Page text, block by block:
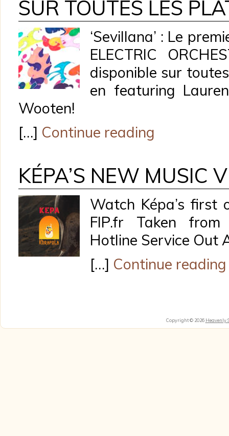
SUR TOUTES LES
‘Sevillana’ : Le
ELECTRIC
disponible sur
en featuring
Wooten!
[…] Continue reading
KÉPA’S NEW MUSIC
Watch Képa’s first
FIP.fr Taken
Hotline Service Out
[…] Continue reading
Copyright © 2026 Heavenly